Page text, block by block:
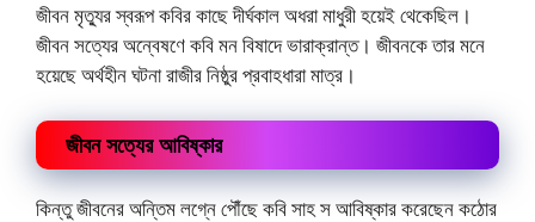
জীবন মৃত্যুর স্বরূপ কবির কাছে দীর্ঘকাল অধরা মাধুরী হয়েই থেকেছিল।
জীবন সত্যের অন্বেষণে কবি মন বিষাদে ভারাক্রান্ত। জীবনকে তার মনে
হয়েছে অর্থহীন ঘটনা রাজীর নিষ্ঠুর প্রবাহধারা মাত্র।
জীবন সত্যের আবিষ্কার
কিন্তু জীবনের অন্তিম লগ্নে পৌঁছে কবি সাহ স আবিষ্কার করেছেন কঠোর